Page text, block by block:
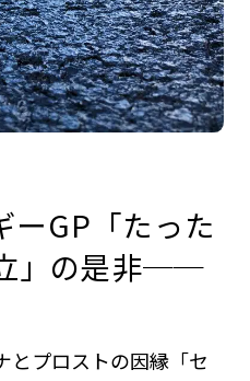
ーGP「たった
」の是非──
とプロストの因縁「セ